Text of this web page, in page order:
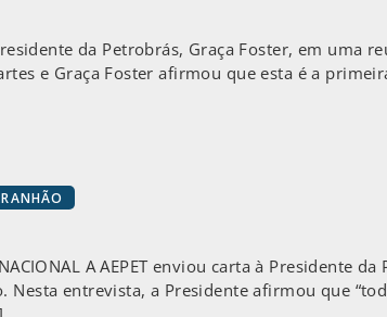
Presidente da Petrobrás, Graça Foster, em uma
e Graça Foster afirmou que esta é a
NACIONAL A AEPET enviou carta à Presidente
entrevista, a Presidente afirmou que